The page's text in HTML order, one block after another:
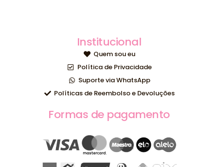
Institucional
Quem sou eu
Política de Privacidade
Suporte via WhatsApp
Políticas de Reembolso e Devoluções
Formas de pagamento